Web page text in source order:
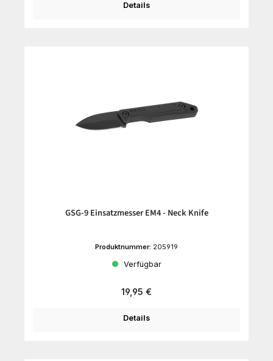
Details
GSG-9 Einsatzmesser EM4 - Neck Knife
Produktnummer: 205919
Verfügbar
Regulärer Preis:
19,95 €
Details